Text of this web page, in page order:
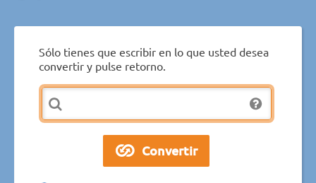
Sólo tienes que escribir en lo que usted desea
convertir y pulse retorno.